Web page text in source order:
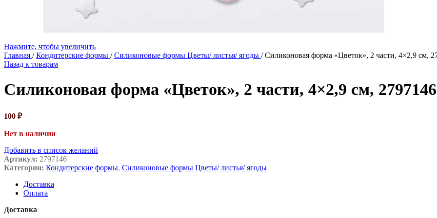
Нажмите, чтобы увеличить
Главная / Кондитерские формы / Силиконовые формы Цветы/ листья/ ягоды / Силиконовая форма «Цветок», 2 части, 4×2,9 см,
Назад к товарам
Силиконовая форма «Цветок», 2 части, 4×2,9 см, 2797146
100 ₽
Нет в наличии
Добавить в список желаний
Артикул: 2797146
Категории: Кондитерские формы, Силиконовые формы Цветы/ листья/ ягоды
Доставка
Оплата
Доставка